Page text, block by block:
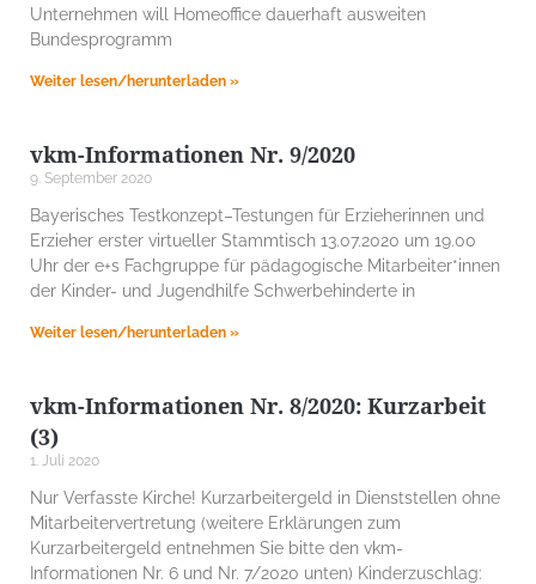
Unternehmen will Homeoffice dauerhaft ausweiten
Bundesprogramm
Weiter lesen/herunterladen »
vkm-Informationen Nr. 9/2020
9. September 2020
Bayerisches Testkonzept–Testungen für Erzieherinnen und
Erzieher erster virtueller Stammtisch 13.07.2020 um 19.00
Uhr der e+s Fachgruppe für pädagogische Mitarbeiter*innen
der Kinder- und Jugendhilfe Schwerbehinderte in
Weiter lesen/herunterladen »
vkm-Informationen Nr. 8/2020: Kurzarbeit
(3)
1. Juli 2020
Nur Verfasste Kirche! Kurzarbeitergeld in Dienststellen ohne
Mitarbeitervertretung (weitere Erklärungen zum
Kurzarbeitergeld entnehmen Sie bitte den vkm-
Informationen Nr. 6 und Nr. 7/2020 unten) Kinderzuschlag: